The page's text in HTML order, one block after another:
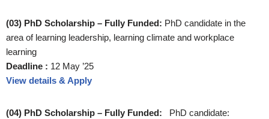
(03) PhD Scholarship – Fully Funded: PhD candidate in the
area of learning leadership, learning climate and workplace
learning
Deadline : 12 May ’25
View details & Apply
(04) PhD Scholarship – Fully Funded: PhD candidate: